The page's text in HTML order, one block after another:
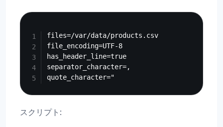
files=/var/data/products.csv
file_encoding=UTF-8
has_header_line=true
separator_character=,
スクリプト: